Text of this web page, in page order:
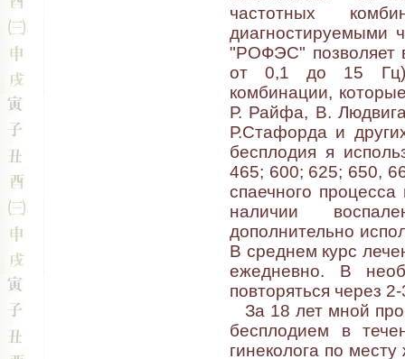
частотных
диагностируемыми
"РОФЭС" позволяет
от 0,1 до 15 Гц),
комбинации,
Р. Райфа, В.
Р.Стафорда и
бесплодия я
465; 600; 625; 650,
спаечного
наличии
дополнительно
В среднем курс
ежедневно. В
повторяться через
За 18 лет мной
бесплодием в
гинеколога по